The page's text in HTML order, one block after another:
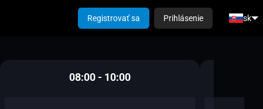
Registrovať sa Prihlásenie sk
08:00 - 10:00